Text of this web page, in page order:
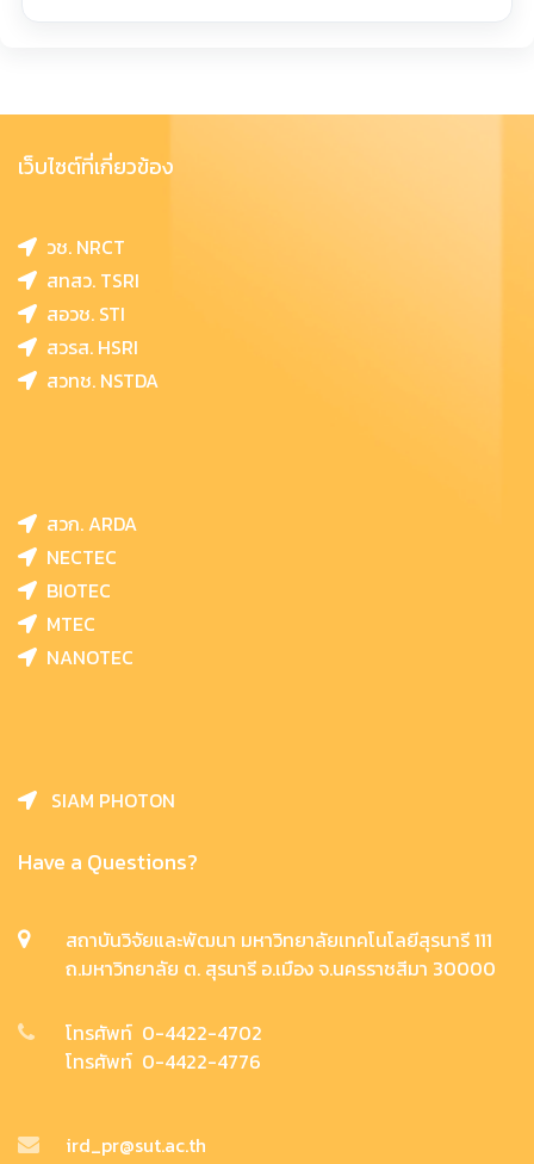
เว็บไซต์ที่เกี่ยวข้อง
วช. NRCT
สทสว. TSRI
สอวช. STI
สวรส. HSRI
สวทช. NSTDA
สวก. ARDA
NECTEC
BIOTEC
MTEC
NANOTEC
SIAM PHOTON
Have a Questions?
สถาบันวิจัยและพัฒนา มหาวิทยาลัยเทคโนโลยีสุรนารี 111
ถ.มหาวิทยาลัย ต. สุรนารี อ.เมือง จ.นครราชสีมา 30000
โทรศัพท์ 0-4422-4702
โทรศัพท์ 0-4422-4776
ird_pr@sut.ac.th